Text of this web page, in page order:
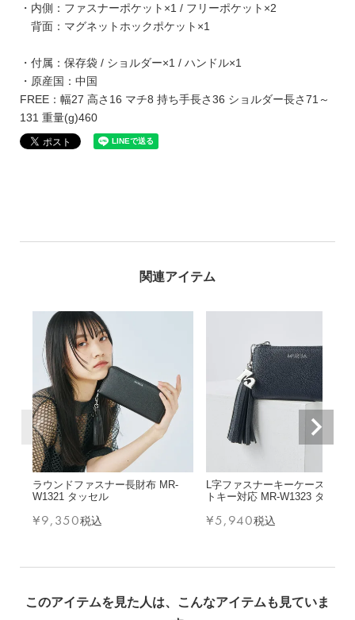
・内側：ファスナーポケット×1 / フリーポケット×2
背面：マグネットホックポケット×1
・付属：保存袋 / ショルダー×1 / ハンドル×1
・原産国：中国
FREE：幅27 高さ16 マチ8 持ち手長さ36 ショルダー長さ71～
131 重量(g)460
ラウンドファスナー長財布 MR-
W1321 タッセル
¥9,350税込
L字ファスナーキーケース スマ
トキー対応 MR-W1323 タッセル
¥5,940税込